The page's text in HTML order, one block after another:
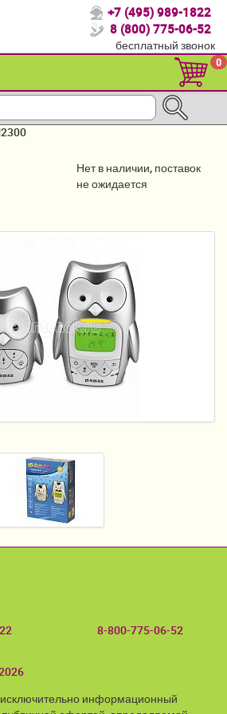
нас!
2-3 лет
выписки
+7 (495) 989-1822
8 (800) 775-06-52
бесплатный звонок
0
Нет в наличии, поставок
не ожидается
8-800-775-06-52
исключительно информационный